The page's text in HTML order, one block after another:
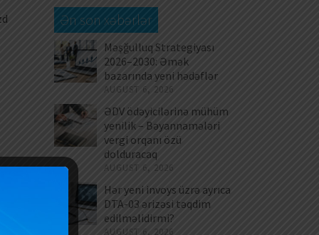
Ən son xəbərlər
Məşğulluq Strategiyası
2026–2030: Əmək
bazarında yeni hədəflər
AUGUST 6, 2026
ƏDV ödəyicilərinə mühüm
yenilik – Bəyannamələri
vergi orqanı özü
dolduracaq
AUGUST 6, 2026
Hər yeni invoys üzrə ayrıca
DTA-03 ərizəsi təqdim
edilməlidirmi?
AUGUST 6, 2026